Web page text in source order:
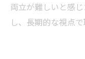
両立が難しいと感
し、長期的な視点